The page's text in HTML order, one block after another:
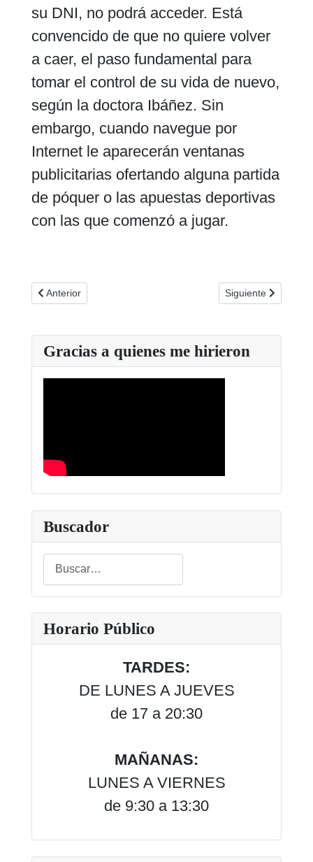
su DNI, no podrá acceder. Está
convencido de que no quiere volver
a caer, el paso fundamental para
tomar el control de su vida de nuevo,
según la doctora Ibáñez. Sin
embargo, cuando navegue por
Internet le aparecerán ventanas
publicitarias ofertando alguna partida
de póquer o las apuestas deportivas
con las que comenzó a jugar.
Artículo anterior: La adicción a las nuevas tecnologías sigue
Anterior Artículo siguiente:
Siguiente
Gracias a quienes me hirieron
Buscador
Buscar
Type 2 or more characters for results.
Horario Público
TARDES:
DE LUNES A JUEVES
de 17 a 20:30
MAÑANAS:
LUNES A VIERNES
de 9:30 a 13:30